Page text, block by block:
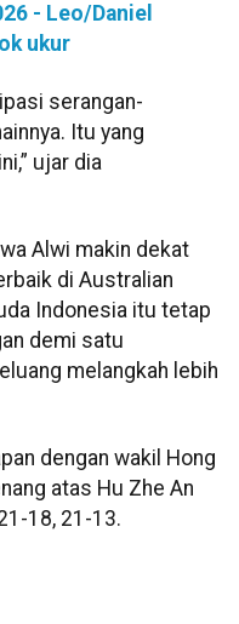
- Leo/Daniel
ukur
serangan-
Itu yang
ujar dia
Alwi makin dekat
di Australian
Indonesia itu tetap
demi satu
melangkah lebih
dengan wakil Hong
atas Hu Zhe An
18, 21-13.